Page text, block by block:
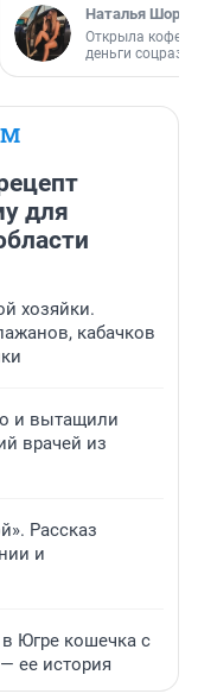
Наталья
Открыла
деньги
для
хозяйки.
кабачков
и вытащили
врачей из
Рассказ
и
Югре кошечка с
ее история